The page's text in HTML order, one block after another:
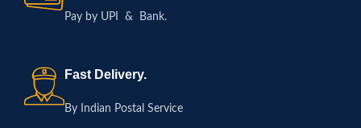
Pay by UPI & Bank.
Fast Delivery.
By Indian Postal Service